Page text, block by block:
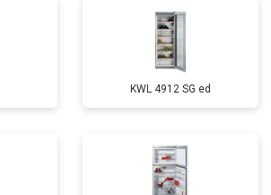
KWL 4912 SG ed